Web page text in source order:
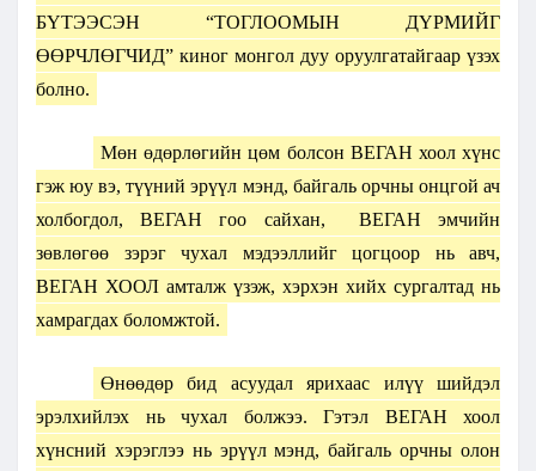
БҮТЭЭСЭН “ТОГЛООМЫН ДҮРМИЙГ
ӨӨРЧЛӨГЧИД” киног монгол дуу оруулгатайгаар үзэх
болно.
Мөн өдөрлөгийн цөм болсон ВЕГАН хоол хүнс
гэж юу вэ, түүний эрүүл мэнд, байгаль орчны онцгой ач
холбогдол, ВЕГАН гоо сайхан, ВЕГАН эмчийн
зөвлөгөө зэрэг чухал мэдээллийг цогцоор нь авч,
ВЕГАН ХООЛ амталж үзэж, хэрхэн хийх сургалтад нь
хамрагдах боломжтой.
Өнөөдөр бид асуудал ярихаас илүү шийдэл
эрэлхийлэх нь чухал болжээ. Гэтэл ВЕГАН хоол
хүнсний хэрэглээ нь эрүүл мэнд, байгаль орчны олон